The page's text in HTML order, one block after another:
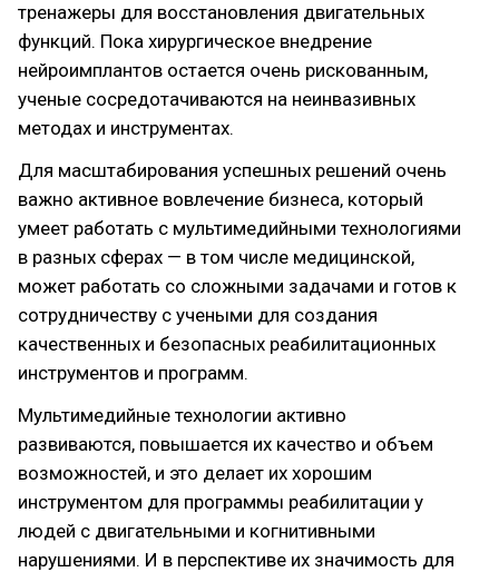
тренажеры для восстановления двигательных
функций. Пока хирургическое внедрение
нейроимплантов остается очень рискованным,
ученые сосредотачиваются на неинвазивных
методах и инструментах.
Для масштабирования успешных решений очень
важно активное вовлечение бизнеса, который
умеет работать с мультимедийными технологиями
в разных сферах — в том числе медицинской,
может работать со сложными задачами и готов к
сотрудничеству с учеными для создания
качественных и безопасных реабилитационных
инструментов и программ.
Мультимедийные технологии активно
развиваются, повышается их качество и объем
возможностей, и это делает их хорошим
инструментом для программы реабилитации у
людей с двигательными и когнитивными
нарушениями. И в перспективе их значимость для